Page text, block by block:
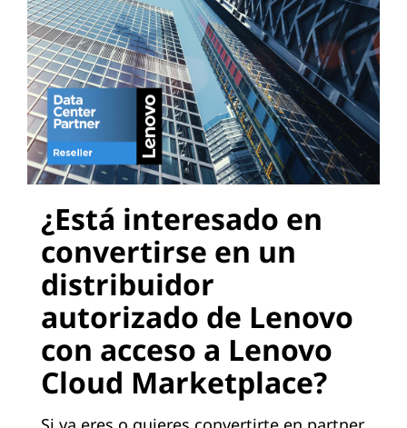
¿Está interesado en
convertirse en un
distribuidor
autorizado de Lenovo
con acceso a Lenovo
Cloud Marketplace?